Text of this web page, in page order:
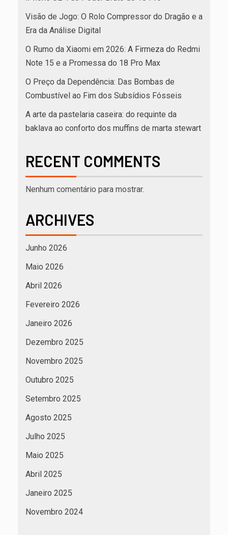
Visão de Jogo: O Rolo Compressor do Dragão e a
Era da Análise Digital
O Rumo da Xiaomi em 2026: A Firmeza do Redmi
Note 15 e a Promessa do 18 Pro Max
O Preço da Dependência: Das Bombas de
Combustível ao Fim dos Subsídios Fósseis
A arte da pastelaria caseira: do requinte da
baklava ao conforto dos muffins de marta stewart
RECENT COMMENTS
Nenhum comentário para mostrar.
ARCHIVES
Junho 2026
Maio 2026
Abril 2026
Fevereiro 2026
Janeiro 2026
Dezembro 2025
Novembro 2025
Outubro 2025
Setembro 2025
Agosto 2025
Julho 2025
Maio 2025
Abril 2025
Janeiro 2025
Novembro 2024